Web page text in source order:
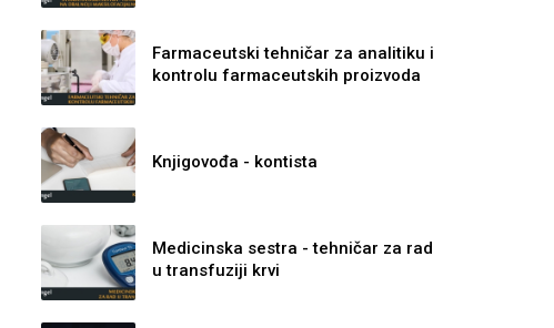
Farmaceutski tehničar za analitiku i
kontrolu farmaceutskih proizvoda
Knjigovođa - kontista
Medicinska sestra - tehničar za rad
u transfuziji krvi